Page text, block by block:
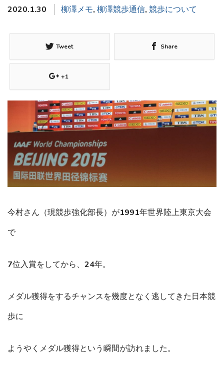
2020.1.30 柳澤メモ, 柳澤競歩通信, 競歩について
Tweet Share
+1
今村さん（現競歩強化部長）が1991年世界陸上東京大会
で
7位入賞をしてから、24年。
メダル獲得をするチャンスを幾度となく逃してきた日本競
歩に
ようやくメダル獲得という瞬間が訪れました。